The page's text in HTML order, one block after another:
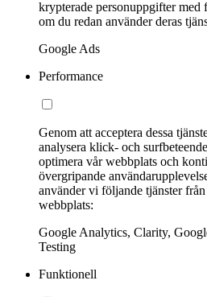
krypterade personuppgifter med
om du redan använder deras
Google Ads
Performance
Genom att acceptera dessa
analysera klick- och
optimera vår webbplats och
övergripande
använder vi följande tjänster
webbplats:
Google Analytics, Clarity,
Testing
Funktionell